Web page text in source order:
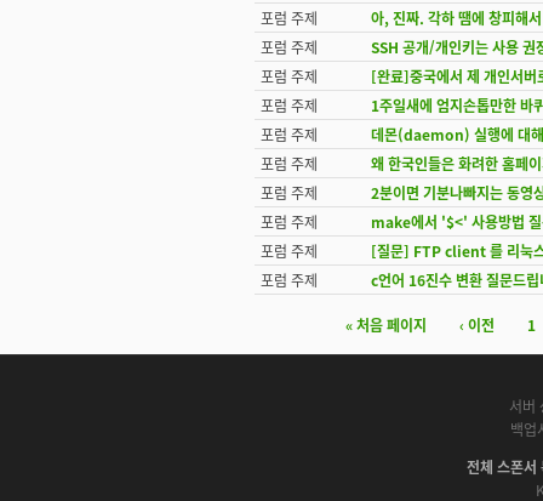
포럼 주제
아, 진짜. 각하 땜에 창피해서
포럼 주제
SSH 공개/개인키는 사용 권
포럼 주제
[완료]중국에서 제 개인서
포럼 주제
1주일새에 엄지손톱만한 바
포럼 주제
데몬(daemon) 실행에 대
포럼 주제
왜 한국인들은 화려한 홈페
포럼 주제
2분이면 기분나빠지는 동영
포럼 주제
make에서 '$<' 사용방법
포럼 주제
[질문] FTP client 를 리눅
포럼 주제
c언어 16진수 변환 질문드
« 처음 페이지 ‹ 이전 1
서버
백업
전체 스폰서